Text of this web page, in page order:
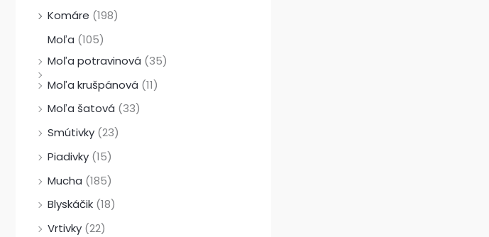
Komáre (198)
Moľa (105)
Moľa potravinová (35)
Moľa krušpánová (11)
Moľa šatová (33)
Smútivky (23)
Piadivky (15)
Mucha (185)
Blyskáčik (18)
Vrtivky (22)